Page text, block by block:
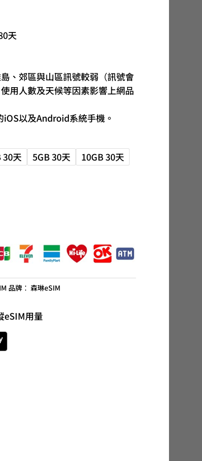
天
、郊區與山區訊號較弱（訊號會
用人數及天候等因素影響上網品
以及Android系統手機。
30天 5GB 30天
10GB 30天
品牌： 森琳eSIM
eSIM用量